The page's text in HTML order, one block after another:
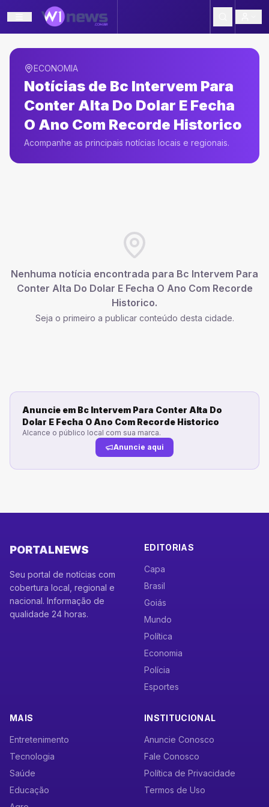
ECONOMIA
Notícias de Bc Intervem Para
Conter Alta Do Dolar E Fecha
O Ano Com Recorde Historico
Acompanhe as principais notícias locais e regionais.
Nenhuma notícia encontrada para Bc Intervem Para
Conter Alta Do Dolar E Fecha O Ano Com Recorde
Historico.
Seja o primeiro a publicar conteúdo desta cidade.
Anuncie em Bc Intervem Para Conter Alta Do
Dolar E Fecha O Ano Com Recorde Historico
Alcance o público local com sua marca.
Anuncie aqui
PORTALNEWS
Seu portal de notícias com
cobertura local, regional e
nacional. Informação de
qualidade 24 horas.
EDITORIAS
Capa
Brasil
Goiás
Mundo
Política
Economia
Polícia
Esportes
MAIS
Entretenimento
Tecnologia
Saúde
Educação
INSTITUCIONAL
Anuncie Conosco
Fale Conosco
Política de Privacidade
Termos de Uso